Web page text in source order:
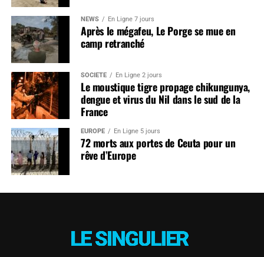
NEWS En Ligne 7 jours
Après le mégafeu, Le Porge se mue en
camp retranché
SOCIÉTÉ En Ligne 2 jours
Le moustique tigre propage chikungunya,
dengue et virus du Nil dans le sud de la
France
EUROPE En Ligne 5 jours
72 morts aux portes de Ceuta pour un
rêve d’Europe